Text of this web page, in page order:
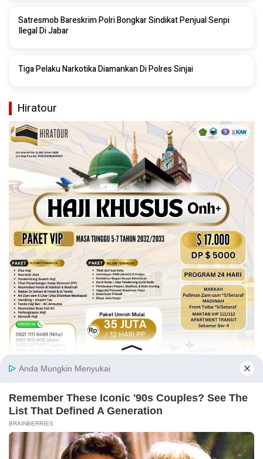
Satresmob Bareskrim Polri Bongkar Sindikat Penjual Senpi
Ilegal Di Jabar
Tiga Pelaku Narkotika Diamankan Di Polres Sinjai
Hiratour
Tentang Kami Kontak Kami
Struktur